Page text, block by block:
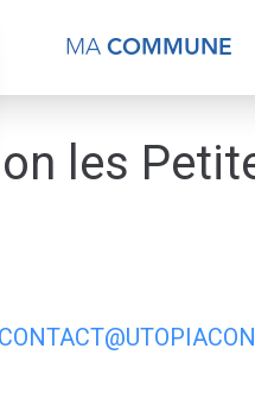
MACOMMUNE
les